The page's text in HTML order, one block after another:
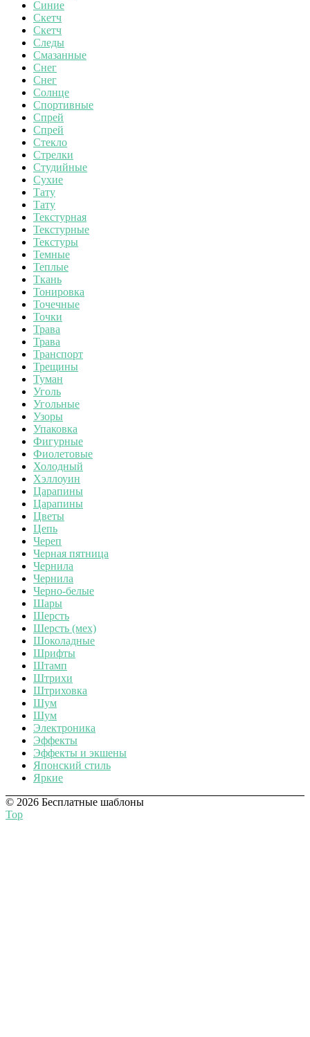
Синие
Скетч
Скетч
Следы
Смазанные
Снег
Снег
Солнце
Спортивные
Спрей
Спрей
Стекло
Стрелки
Студийные
Сухие
Тату
Тату
Текстурная
Текстурные
Текстуры
Темные
Теплые
Ткань
Тонировка
Точечные
Точки
Трава
Трава
Транспорт
Трещины
Туман
Уголь
Угольные
Узоры
Упаковка
Фигурные
Фиолетовые
Холодный
Хэллоуин
Царапины
Царапины
Цветы
Цепь
Череп
Черная пятница
Чернила
Чернила
Черно-белые
Шары
Шерсть
Шерсть (мех)
Шоколадные
Шрифты
Штамп
Штрихи
Штриховка
Шум
Шум
Электроника
Эффекты
Эффекты и экшены
Японский стиль
Яркие
© 2026 Бесплатные шаблоны
Top